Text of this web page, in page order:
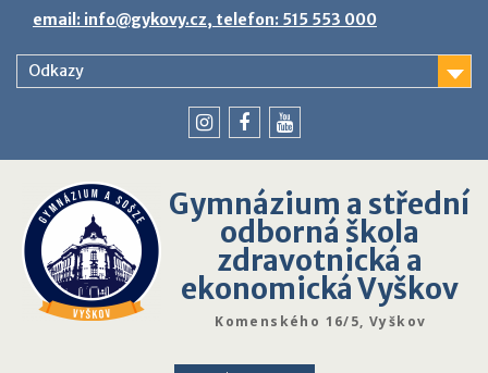
content
email: info@gykovy.cz, telefon: 515 553 000
Odkazy
Gymnázium a střední
odborná škola
zdravotnická a
ekonomická Vyškov
Komenského 16/5, Vyškov